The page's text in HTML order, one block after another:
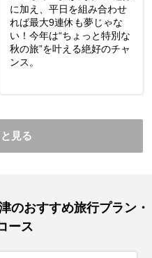
に加え、平日を組み合わせ
れば最大9連休も夢じゃな
い！今年は“ちょっと特別な
秋の旅”を叶える絶好のチャ
ンス。
見る
のおすすめ旅行プラン・
ース